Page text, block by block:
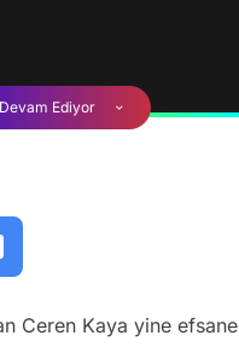
Ediyor
Ceren Kaya yine efsane